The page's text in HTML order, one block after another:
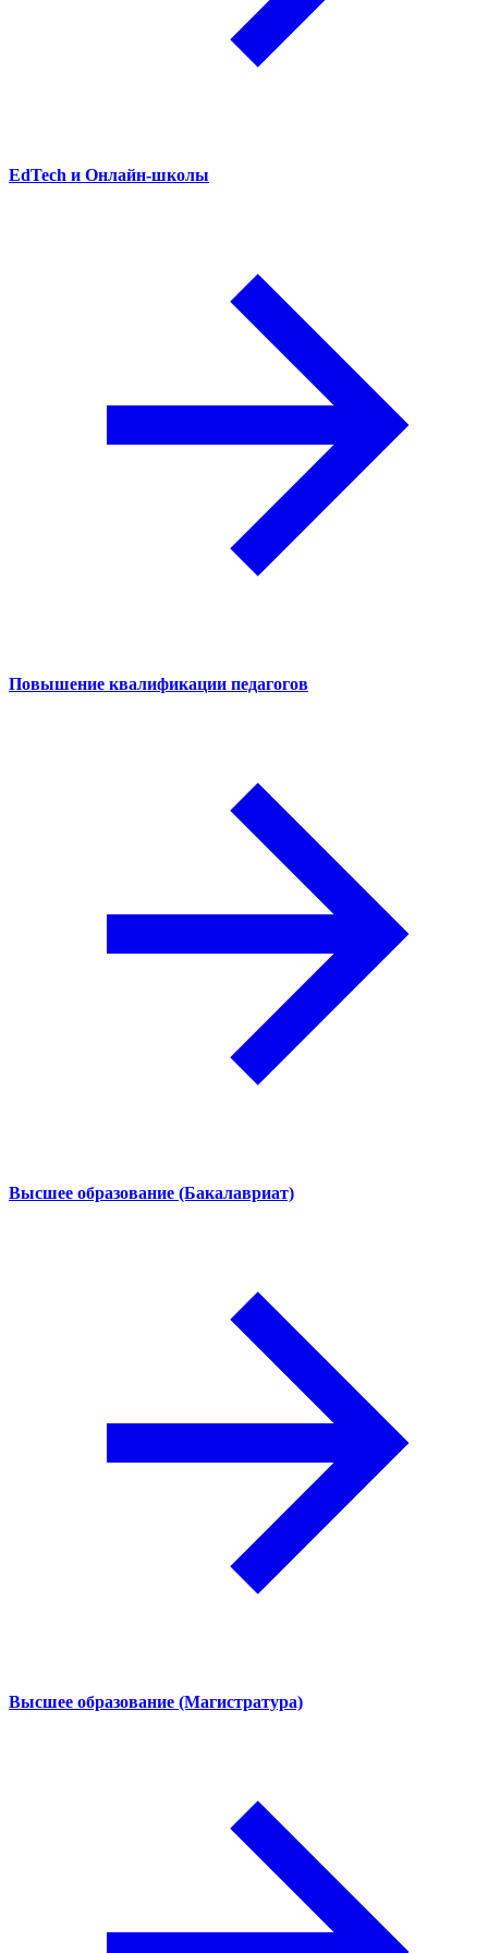
EdTech и Онлайн-школы
Повышение квалификации педагогов
Высшее образование (Бакалавриат)
Высшее образование (Магистратура)